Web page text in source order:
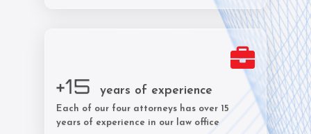
+15 years of experience
Each of our four attorneys has over 15
years of experience in our law office